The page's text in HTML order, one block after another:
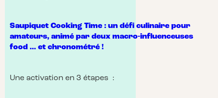
Saupiquet Cooking Time : un défi culinaire pour
amateurs, animé par deux macro-influenceuses
food … et chronométré !
Une activation en 3 étapes :